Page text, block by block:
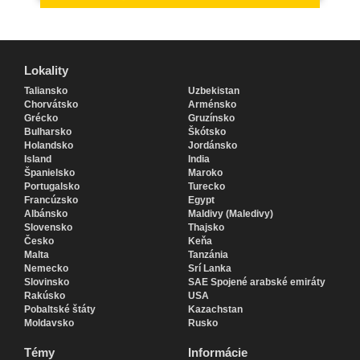
Lokality
Taliansko
Chorvátsko
Grécko
Bulharsko
Holandsko
Island
Španielsko
Portugalsko
Francúzsko
Albánsko
Slovensko
Česko
Malta
Nemecko
Slovinsko
Rakúsko
Pobaltské štáty
Moldavsko
Uzbekistan
Arménsko
Gruzínsko
Škótsko
Jordánsko
India
Maroko
Turecko
Egypt
Maldivy (Maledivy)
Thajsko
Keňa
Tanzánia
Srí Lanka
SAE Spojené arabské emiráty
USA
Kazachstan
Rusko
Témy Informácie